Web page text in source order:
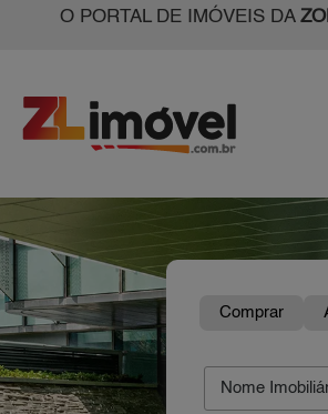
O PORTAL DE IMÓVEIS DA
Comprar
Nome